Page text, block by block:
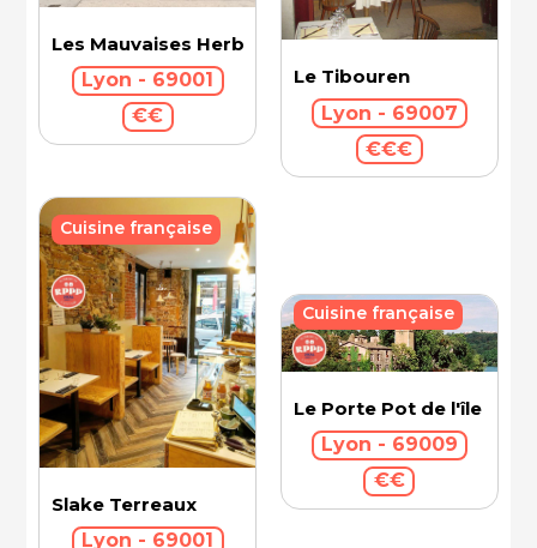
Les Mauvaises Herbes
Lyon - 69001
€€
Le Tibouren
Lyon - 69007
€€€
Slake Terreaux
Lyon - 69001
Cuisine française
Le Porte Pot de l'île
Lyon - 69009
€€
Cuisine française